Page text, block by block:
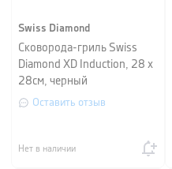
Swiss Diamond
Сковорода-гриль Swiss
Diamond XD Induction, 28 х
28см, черный
Оставить отзыв
Нет в наличии